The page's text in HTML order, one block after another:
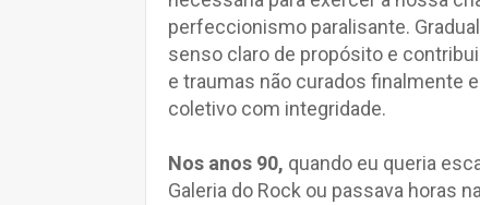
perfeccionismo paralisante.
senso claro de propósito e
e traumas não curados finalmente
coletivo com integridade.
Nos anos 90, quando eu queria
Galeria do Rock ou passava horas